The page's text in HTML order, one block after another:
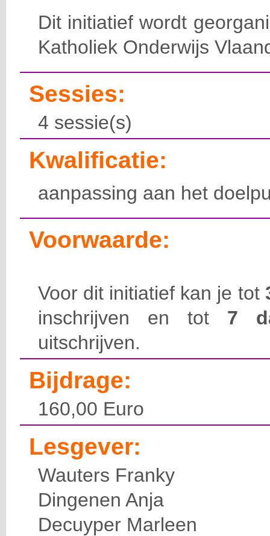
Dit initiatief wordt
Katholiek Onderwijs
Sessies:
4 sessie(s)
Kwalificatie:
aanpassing aan het
Voorwaarde:
Voor dit initiatief kan je tot
inschrijven en tot 7
uitschrijven.
Bijdrage:
160,00 Euro
Lesgever:
Wauters Franky
Dingenen Anja
Decuyper Marleen